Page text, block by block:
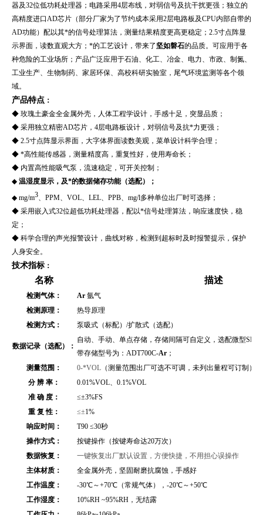
器及32位低功耗处理器；电路采用4层布线，对弱信号及抗干扰更强；独立的
高精度进口AD芯片（部分厂家为了节约成本采用2层电路板及CPU内部自带的
AD功能）配以其*的信号处理算法，测量结果精度更高更稳定；2.5寸点阵显
示界面，读数直观大方；*的工艺设计，带来了 坚如磐石的品质。可应用于各
种危险的工业场所；产品广泛应用于石油、化工、冶金、电力、市政、制氮、
工业生产、 生物制药、家居环保、高校科研实验室，尾气环境监测等各个领
域。
产品特点 ：
◆ 玫瑰土豪金全金属外壳，人体工程学设计，手感十足，突显品质；
◆ 采用独立精密AD芯片，4层电路板设计，对弱信号及抗*力更强；
◆ 2.5寸点阵显示界面，大字体界面读数美观，菜单设计科学合理；
◆ *高性能传感器，测量精度高，重复性好，使用寿命长；
◆ 内置高性能吸气泵，流速稳定，可开关控制；
◆ 温湿度显示，及*的数据储存功能（选配）；
◆ mg/m3 、PPM、VOL、LEL、PPB、mg/l多种单位出厂时可选择；
◆ 采用嵌入式32位超低功耗处理器，配以*信号处理算法，响应速度快，稳
定；
◆ 科学合理的声光报警设计，曲线对称，检测到超标时及时报警提示，保护
人身安全。
技术指标 ：
名称 描述
检测气体： Ar 氩气
检测原理：
热导原理
检测方式：
泵吸式（标配）/扩散式（选配）
数据记录（选配）：
自动、手动、单点存储，存储间隔可自定义，选配微型SD
带存储型号为：ADT700C-Ar ；
测量范围：
0-*VOL （测量范围出厂可选不可调，未列出量程可订制）
分 辨 率：
0.01%VOL、0.1%VOL
准 确 度：
≤±3%FS
重 复 性：
≤±1%
响应时间：
T90 ≤30秒
操作方式：
按键操作（按键寿命达20万次）
数据恢复：
一键恢复出厂默认设置，方便快捷，不用担心误操作
主体材质：
全金属外壳 ，坚固耐磨抗腐蚀，手感好
工作温度：
-30℃～+70℃（常规气体），-20℃～+50℃
工作湿度：
10%RH ~95%RH，无结露